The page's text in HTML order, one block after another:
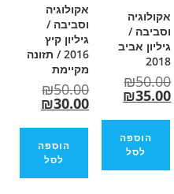
אקולוגיה
וסביבה /
גיליון קיץ
2016 / תזונה
מקיימת
₪50.00
₪30.00
הוספה
לסל